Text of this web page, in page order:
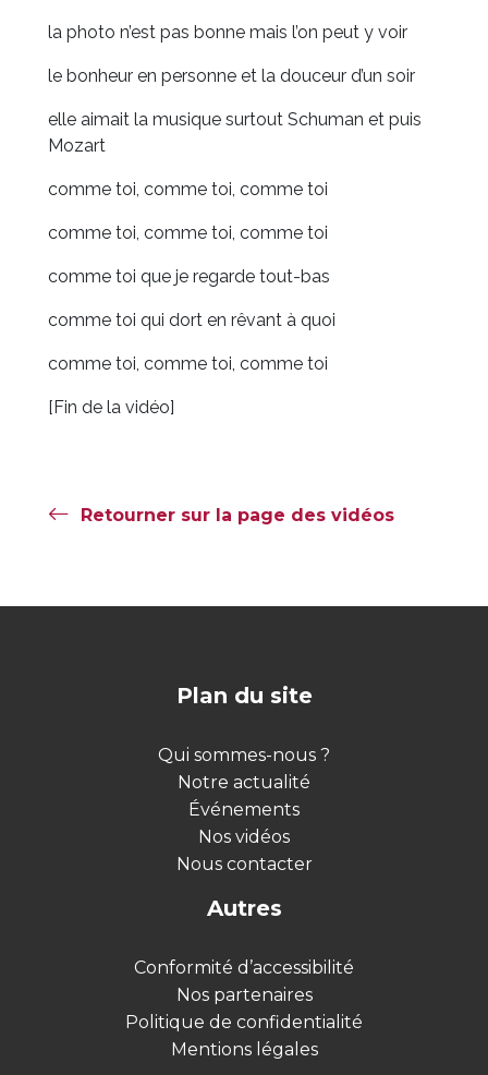
la photo n’est pas bonne mais l’on peut y voir
le bonheur en personne et la douceur d’un soir
elle aimait la musique surtout Schuman et puis
Mozart
comme toi, comme toi, comme toi
comme toi, comme toi, comme toi
comme toi que je regarde tout-bas
comme toi qui dort en rêvant à quoi
comme toi, comme toi, comme toi
[Fin de la vidéo]
Retourner sur la page des vidéos
Plan du site
Qui sommes-nous ?
Notre actualité
Événements
Nos vidéos
Nous contacter
Autres
Conformité d’accessibilité
Nos partenaires
Politique de confidentialité
Mentions légales